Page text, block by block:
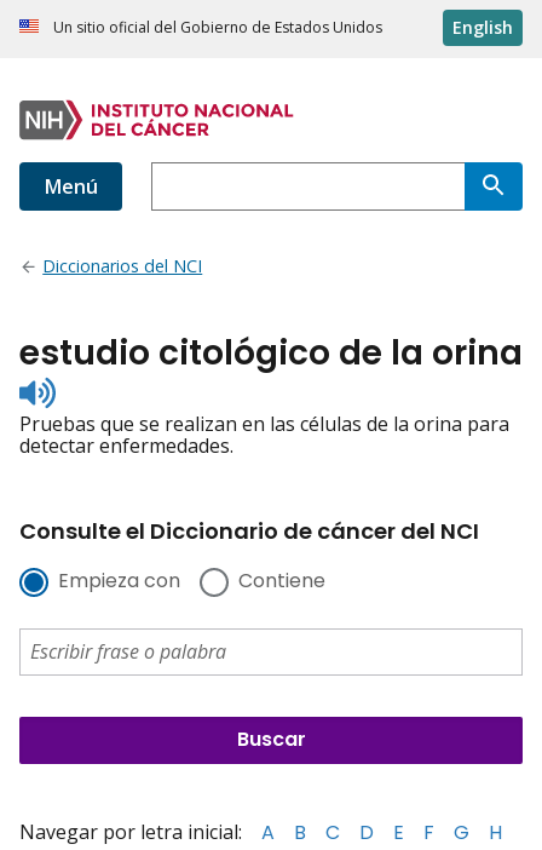
Un sitio oficial del Gobierno de Estados Unidos English
Menú
Diccionarios del NCI
estudio citológico de la orina
Listen
to
pronunciation
Pruebas que se realizan en las células de la orina para
detectar enfermedades.
Consulte el Diccionario de cáncer del NCI
Empieza con Contiene
Navegar por letra inicial: A B C D E F G
H